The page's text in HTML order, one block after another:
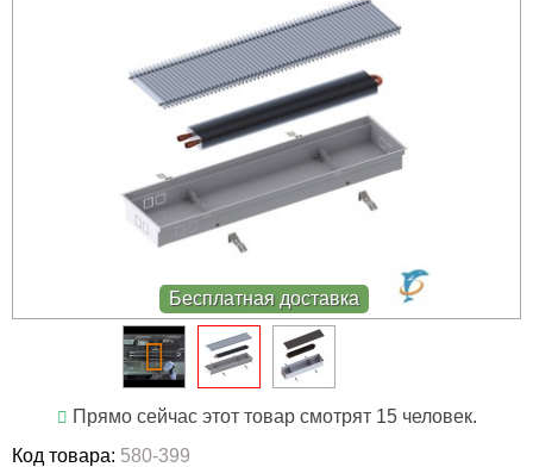
Бесплатная доставка
Прямо сейчас этот товар смотрят 15 человек.
Код товара: 580-399